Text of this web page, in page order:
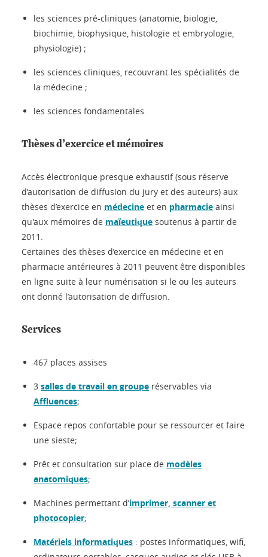
les sciences pré-cliniques (anatomie, biologie,
biochimie, biophysique, histologie et embryologie,
physiologie) ;
les sciences cliniques, recouvrant les spécialités de
la médecine ;
les sciences fondamentales.
Thèses d’exercice et mémoires
Accès électronique presque exhaustif (sous réserve
d’autorisation de diffusion du jury et des auteurs) aux
thèses d’exercice en médecine et en pharmacie ainsi
qu'aux mémoires de maïeutique soutenus à partir de
2011.
Certaines des thèses d’exercice en médecine et en
pharmacie antérieures à 2011 peuvent être disponibles
en ligne suite à leur numérisation si le ou les auteurs
ont donné l’autorisation de diffusion.
Services
467 places assises
3 salles de travail en groupe réservables via
Affluences;
Espace repos confortable pour se ressourcer et faire
une sieste;
Prêt et consultation sur place de modèles
anatomiques;
Machines permettant d’imprimer, scanner et
photocopier;
Matériels informatiques : postes informatiques, wifi,